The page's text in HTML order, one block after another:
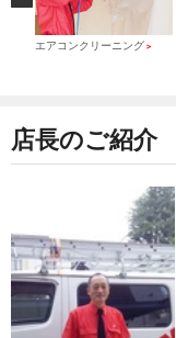
エアコンクリーニング ＞
店長のご紹介